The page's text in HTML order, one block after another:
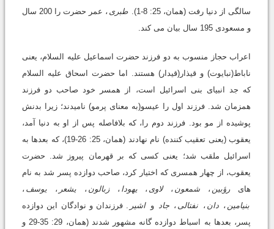
سالگی از دنیا رفت (همان، 25: 8-1).
طبری
، عمر حضرت را 200 سال
و مسعودی 195 سال بیان می کند.
اعراب حجاز منسوب به دو فرزند حضرت اسماعیل علیه السلام، یعنی
ناباط(نبایوت) و قیذار(قیدار) هستند. اما حضرت اسحاق علیه السلام
که جد انبیای بنی اسرائیل است، از همسر خود صاحب دو فرزند
همزمان شد. فرزند اول را عیسو(به معنای پرمو) نامیدند؛ زیرا بدنش
پوشیده از مو بود. فرزند دوم را، که بلافاصله پس از او به دنیا آمد،
یعقوب (یعنی تعقیب کننده) نام نهادند (همان، 25: 26-19)، که بعدها به
اسرائیل ملقب شد؛ یعنی کسی که بر قهرمان پیروز شد. حضرت
یعقوب، از چهار همسری که اختیار کرد، صاحب دوازده پسر شد به نام
های
رؤبین ، شمعون ، لاوی ، یهودا ، زبالون ، یشعر ، یوسف ،
بنیامین ، دان ، نفتالی ، جاد و اشیر
. فرزندان و نوادگان این دوازده
پسر، بعدها به اسباط دوازده گانه مشهور شدند (همان، 29: 35-29 و